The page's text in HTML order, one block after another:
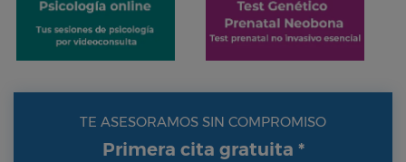
TE ASESORAMOS SIN COMPROMISO
Primera cita gratuita *